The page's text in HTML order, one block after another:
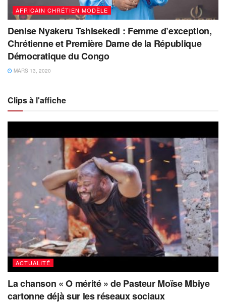
AFRICAIN CHRÉTIEN MODÈLE
Denise Nyakeru Tshisekedi : Femme d’exception,
Chrétienne et Première Dame de la République
Démocratique du Congo
MARS 13, 2020
Clips à l'affiche
ACTUALITÉ
La chanson « O mérité » de Pasteur Moïse Mbiye
cartonne déjà sur les réseaux sociaux